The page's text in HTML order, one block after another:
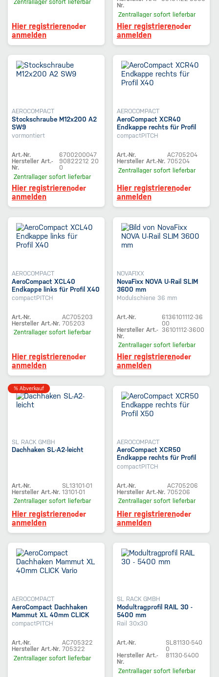
Zentrallager sofort lieferbar
Hier registrierenoder
anmelden
Nr.
Zentrallager sofort lieferbar
Hier registrierenoder
anmelden
AEROCOMPACT
Stockschraube M12x200 A2
SW9
vormontiert
Art.-Nr.
6700200047
Hersteller Art.-
Nr.
90822212 20
0
Zentrallager sofort lieferbar
Hier registrierenoder
anmelden
AEROCOMPACT
AeroCompact XCR40
Endkappe rechts für Profil
X40
compactPITCH
Art.-Nr.
AC705204
Hersteller Art.-Nr. 705204
Zentrallager sofort lieferbar
Hier registrierenoder
anmelden
AEROCOMPACT
AeroCompact XCL40
Endkappe links für Profil X40
compactPITCH
Art.-Nr.
AC705203
Hersteller Art.-Nr. 705203
Zentrallager sofort lieferbar
Hier registrierenoder
anmelden
NOVAFIXX
NovaFixx NOVA U-Rail SLIM
3600 mm
Modulschiene 36 mm
Art.-Nr.
6136101112-36
00
Hersteller Art.-
Nr.
36101112-3600
Zentrallager sofort lieferbar
Hier registrierenoder
anmelden
% Abverkauf
SL RACK GMBH
Dachhaken SL-A2-leicht
Art.-Nr.
SL13101-01
Hersteller Art.-Nr. 13101-01
Zentrallager sofort lieferbar
Hier registrierenoder
anmelden
AEROCOMPACT
AeroCompact XCR50
Endkappe rechts für Profil
X50
compactPITCH
Art.-Nr.
AC705206
Hersteller Art.-Nr. 705206
Zentrallager sofort lieferbar
Hier registrierenoder
anmelden
AEROCOMPACT
AeroCompact Dachhaken
Mammut XL 40mm CLICK
Vario
compactPITCH
Art.-Nr.
AC705322
Hersteller Art.-Nr. 705322
Zentrallager sofort lieferbar
SL RACK GMBH
Modultragprofil RAIL 30 -
5400 mm
Rail 30x30
Art.-Nr.
SL81130-540
0
Hersteller Art.-
Nr.
81130-5400
Zentrallager sofort lieferbar